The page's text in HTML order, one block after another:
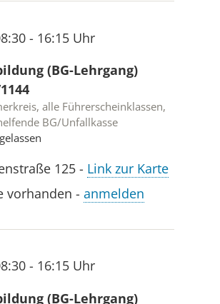
- 16:15 Uhr
(BG-Lehrgang)
alle Führerscheinklassen,
BG/Unfallkasse
125- Link zur Karte
vorhanden - anmelden
- 16:15 Uhr
(BG-Lehrgang)